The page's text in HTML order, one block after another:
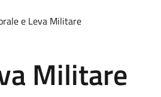
e Leva Militare
Militare